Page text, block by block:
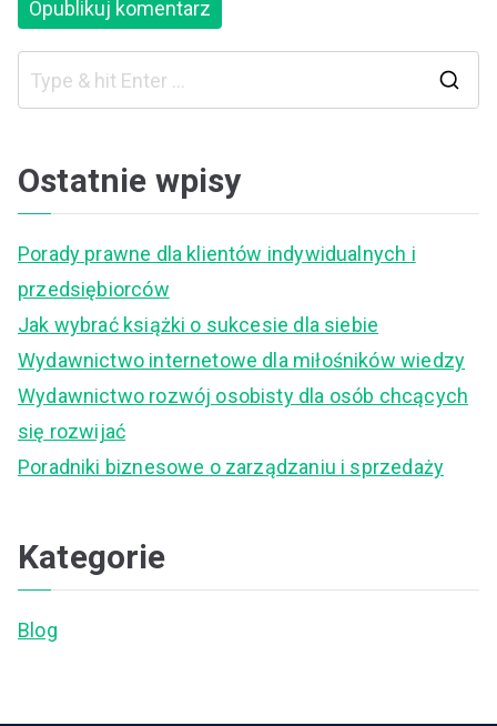
Ostatnie wpisy
Porady prawne dla klientów indywidualnych i
przedsiębiorców
Jak wybrać książki o sukcesie dla siebie
Wydawnictwo internetowe dla miłośników wiedzy
Wydawnictwo rozwój osobisty dla osób chcących
się rozwijać
Poradniki biznesowe o zarządzaniu i sprzedaży
Kategorie
Blog